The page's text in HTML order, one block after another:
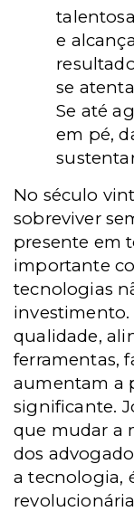
e
se
Se até
em pé,
No século
sobreviver
presente em
importante
tecnologias
investimento.
qualidade,
ferramentas,
aumentam a
significante.
que mudar a
dos
a tecnologia,